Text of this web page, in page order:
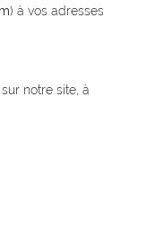
) à vos adresses
notre site, à